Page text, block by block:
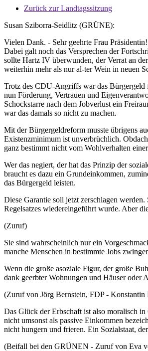
Zurück zur Landtagssitzung
Susan Sziborra-Seidlitz (GRÜNE):
Vielen Dank. - Sehr geehrte Frau
Dabei galt noch das Versprechen der
sollte Hartz IV überwunden, der Verrat an
weiterhin mehr als nur al-ter Wein in neuen
Trotz des CDU-Angriffs war das Bürgergeld
nun Förderung, Vertrauen und
Schockstarre nach dem Jobverlust ein
war das damals so nicht zu machen.
Mit der Bürgergeldreform musste übrigens
Existenzminimum ist unverbrüchlich.
ganz bestimmt nicht vom Wohlverhalten
Wer das negiert, der hat das Prinzip der
braucht es dazu ein Grundeinkommen,
das Bürgergeld leisten.
Diese Garantie soll jetzt zerschlagen
Regelsatzes wiedereingeführt wurde. Aber
(Zuruf)
Sie sind wahrscheinlich nur ein
manche Menschen in bestimmte Jobs
Wenn die große asoziale Figur, der große
dank geerbter Wohnungen und Häuser oder
(Zuruf von Jörg Bernstein, FDP - Konstantin
Das Glück der Erbschaft ist also moralisch
nicht umsonst als passive Einkommen
nicht hungern und frieren. Ein Sozialstaat,
(Beifall bei den GRÜNEN - Zuruf von Eva